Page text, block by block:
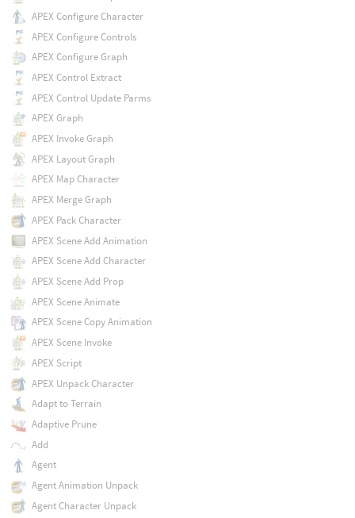
APEX Configure Character
APEX Configure Controls
APEX Configure Graph
APEX Control Extract
APEX Control Update Parms
APEX Graph
APEX Invoke Graph
APEX Layout Graph
APEX Map Character
APEX Merge Graph
APEX Pack Character
APEX Scene Add Animation
APEX Scene Add Character
APEX Scene Add Prop
APEX Scene Animate
APEX Scene Copy Animation
APEX Scene Invoke
APEX Script
APEX Unpack Character
Adapt to Terrain
Adaptive Prune
Add
Agent
Agent Animation Unpack
Agent Character Unpack